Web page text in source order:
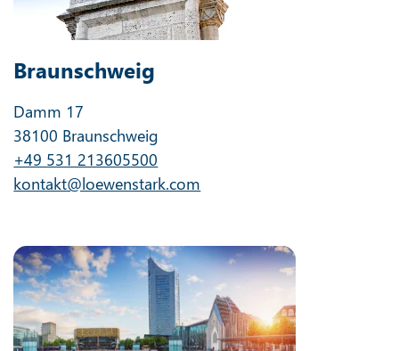
Braunschweig
Damm 17
38100 Braunschweig
+49 531 213605500
kontakt@loewenstark.com